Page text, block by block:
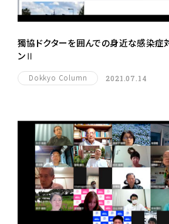
獨協ドクターを囲んでの身近な感染症
ンⅡ
Dokkyo Column 2021.07.14